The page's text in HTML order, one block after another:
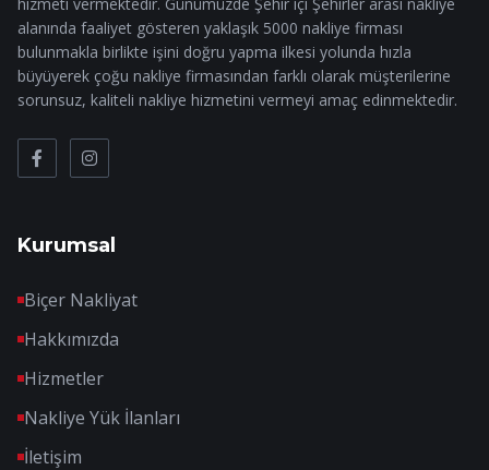
alanında faaliyet gösteren yaklaşık 5000 nakliye firması
bulunmakla birlikte işini doğru yapma ilkesi yolunda hızla
büyüyerek çoğu nakliye firmasından farklı olarak müşterilerine
sorunsuz, kaliteli nakliye hizmetini vermeyi amaç edinmektedir.
Kurumsal
Biçer Nakliyat
Hakkımızda
Hizmetler
Nakliye Yük İlanları
İletişim